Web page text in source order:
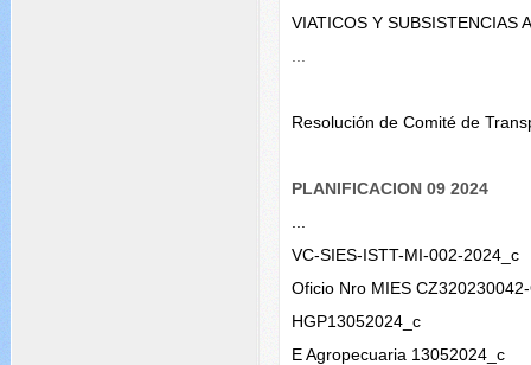
VIATICOS Y SUBSISTENCIAS
Resolución de Comité de
PLANIFICACION 09 2024
VC-SIES-ISTT-MI-002-2024_c
Oficio Nro MIES
HGP13052024_c
E Agropecuaria 13052024_c